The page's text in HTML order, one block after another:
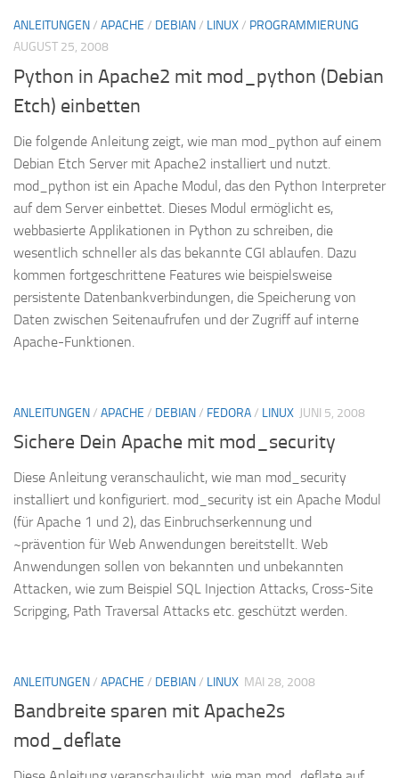
ANLEITUNGEN/ APACHE / DEBIAN/ LINUX/ PROGRAMMIERUNG
AUGUST 25, 2008
Python in Apache2 mit mod_python (Debian
Etch) einbetten
Die folgende Anleitung zeigt, wie man mod_python auf einem
Debian Etch Server mit Apache2 installiert und nutzt.
mod_python ist ein Apache Modul, das den Python Interpreter
auf dem Server einbettet. Dieses Modul ermöglicht es,
webbasierte Applikationen in Python zu schreiben, die
wesentlich schneller als das bekannte CGI ablaufen. Dazu
kommen fortgeschrittene Features wie beispielsweise
persistente Datenbankverbindungen, die Speicherung von
Daten zwischen Seitenaufrufen und der Zugriff auf interne
Apache-Funktionen.
ANLEITUNGEN/ APACHE / DEBIAN/ FEDORA/ LINUX JUNI 5, 2008
Sichere Dein Apache mit mod_security
Diese Anleitung veranschaulicht, wie man mod_security
installiert und konfiguriert. mod_security ist ein Apache Modul
(für Apache 1 und 2), das Einbruchserkennung und
~prävention für Web Anwendungen bereitstellt. Web
Anwendungen sollen von bekannten und unbekannten
Attacken, wie zum Beispiel SQL Injection Attacks, Cross-Site
Scripging, Path Traversal Attacks etc. geschützt werden.
ANLEITUNGEN/ APACHE / DEBIAN/ LINUX MAI 28, 2008
Bandbreite sparen mit Apache2s
mod_deflate